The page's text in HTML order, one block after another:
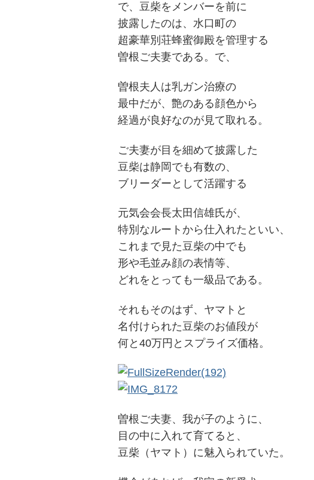
で、豆柴をメンバーを前に
披露したのは、水口町の
超豪華別荘蜂蜜御殿を管理する
曽根ご夫妻である。で、
曽根夫人は乳ガン治療の
最中だが、艶のある顔色から
経過が良好なのが見て取れる。
ご夫妻が目を細めて披露した
豆柴は静岡でも有数の、
ブリーダーとして活躍する
元気会会長太田信雄氏が、
特別なルートから仕入れたといい、
これまで見た豆柴の中でも
形や毛並み顔の表情等、
どれをとっても一級品である。
それもそのはず、ヤマトと
名付けられた豆柴のお値段が
何と40万円とスプライズ価格。
曽根ご夫妻、我が子のように、
目の中に入れて育てると、
豆柴（ヤマト）に魅入られていた。